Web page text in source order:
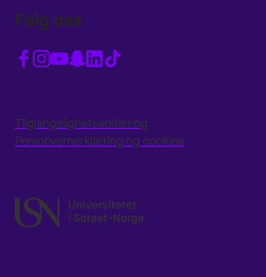
Følg oss
Tilgjengelighetserklæring
Personvernerklæring og cookies